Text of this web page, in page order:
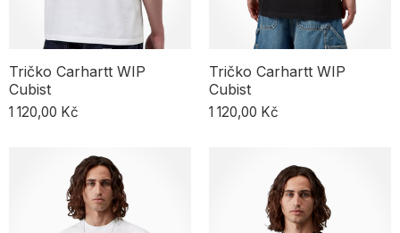
Tričko Carhartt WIP
Cubist
1 120,00 Kč
Tričko Carhartt WIP
Cubist
1 120,00 Kč